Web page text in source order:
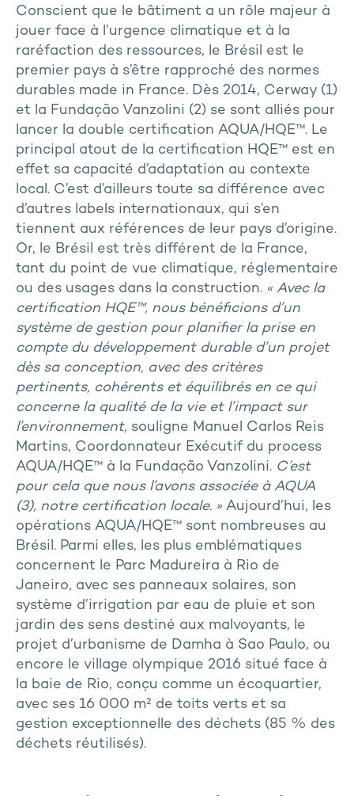
Conscient que le bâtiment a un rôle majeur à
jouer face à l’urgence climatique et à la
raréfaction des ressources, le Brésil est le
premier pays à s’être rapproché des normes
durables made in France. Dès 2014, Cerway (1)
et la Fundação Vanzolini (2) se sont alliés pour
lancer la double certification AQUA/HQE™. Le
principal atout de la certification HQE™ est en
effet sa capacité d’adaptation au contexte
local. C’est d’ailleurs toute sa différence avec
d’autres labels internationaux, qui s’en
tiennent aux références de leur pays d’origine.
Or, le Brésil est très différent de la France,
tant du point de vue climatique, réglementaire
ou des usages dans la construction. « Avec la
certification HQE™, nous bénéficions d’un
système de gestion pour planifier la prise en
compte du développement durable d’un projet
dès sa conception, avec des critères
pertinents, cohérents et équilibrés en ce qui
concerne la qualité de la vie et l’impact sur
l’environnement, souligne Manuel Carlos Reis
Martins, Coordonnateur Exécutif du process
AQUA/HQE™ à la Fundação Vanzolini. C’est
pour cela que nous l’avons associée à AQUA
(3), notre certification locale. » Aujourd’hui, les
opérations AQUA/HQE™ sont nombreuses au
Brésil. Parmi elles, les plus emblématiques
concernent le Parc Madureira à Rio de
Janeiro, avec ses panneaux solaires, son
système d’irrigation par eau de pluie et son
jardin des sens destiné aux malvoyants, le
projet d’urbanisme de Damha à Sao Paulo, ou
encore le village olympique 2016 situé face à
la baie de Rio, conçu comme un écoquartier,
avec ses 16 000 m² de toits verts et sa
gestion exceptionnelle des déchets (85 % des
déchets réutilisés).